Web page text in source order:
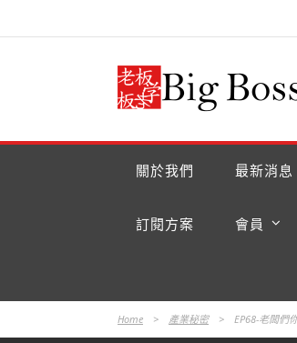
關於我們 最新消息
訂閱方案 會員
Home > 產業秘密 > EP68-老闆們